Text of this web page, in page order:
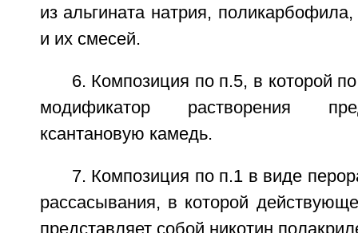
из альгината натрия,
и их смесей.
6. Композиция по п.5, в которой
модификатор растворения
ксантановую камедь.
7. Композиция по п.1 в виде
рассасывания, в которой
представляет собой никотин